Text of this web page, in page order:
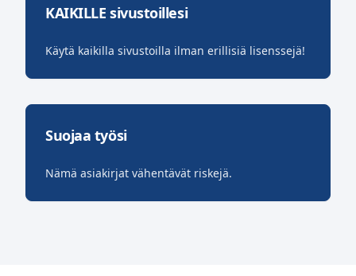
KAIKILLE sivustoillesi
Käytä kaikilla sivustoilla ilman erillisiä lisenssejä!
Suojaa työsi
Nämä asiakirjat vähentävät riskejä.